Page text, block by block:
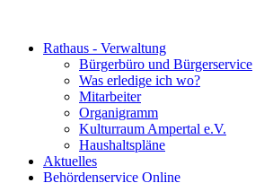
Rathaus - Verwaltung
Bürgerbüro und Bürgerservice
Was erledige ich wo?
Mitarbeiter
Organigramm
Kulturraum Ampertal e.V.
Haushaltspläne
Aktuelles
Behördenservice Online